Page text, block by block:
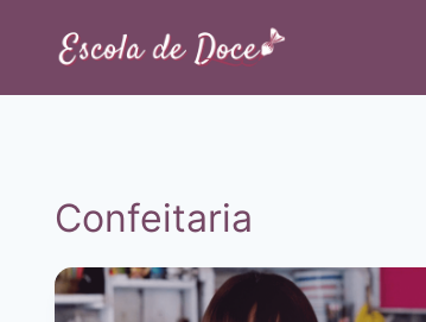
Confeitaria